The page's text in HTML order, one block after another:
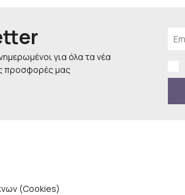
για όλα τα νέα
προσφορές μας
(Cookies)